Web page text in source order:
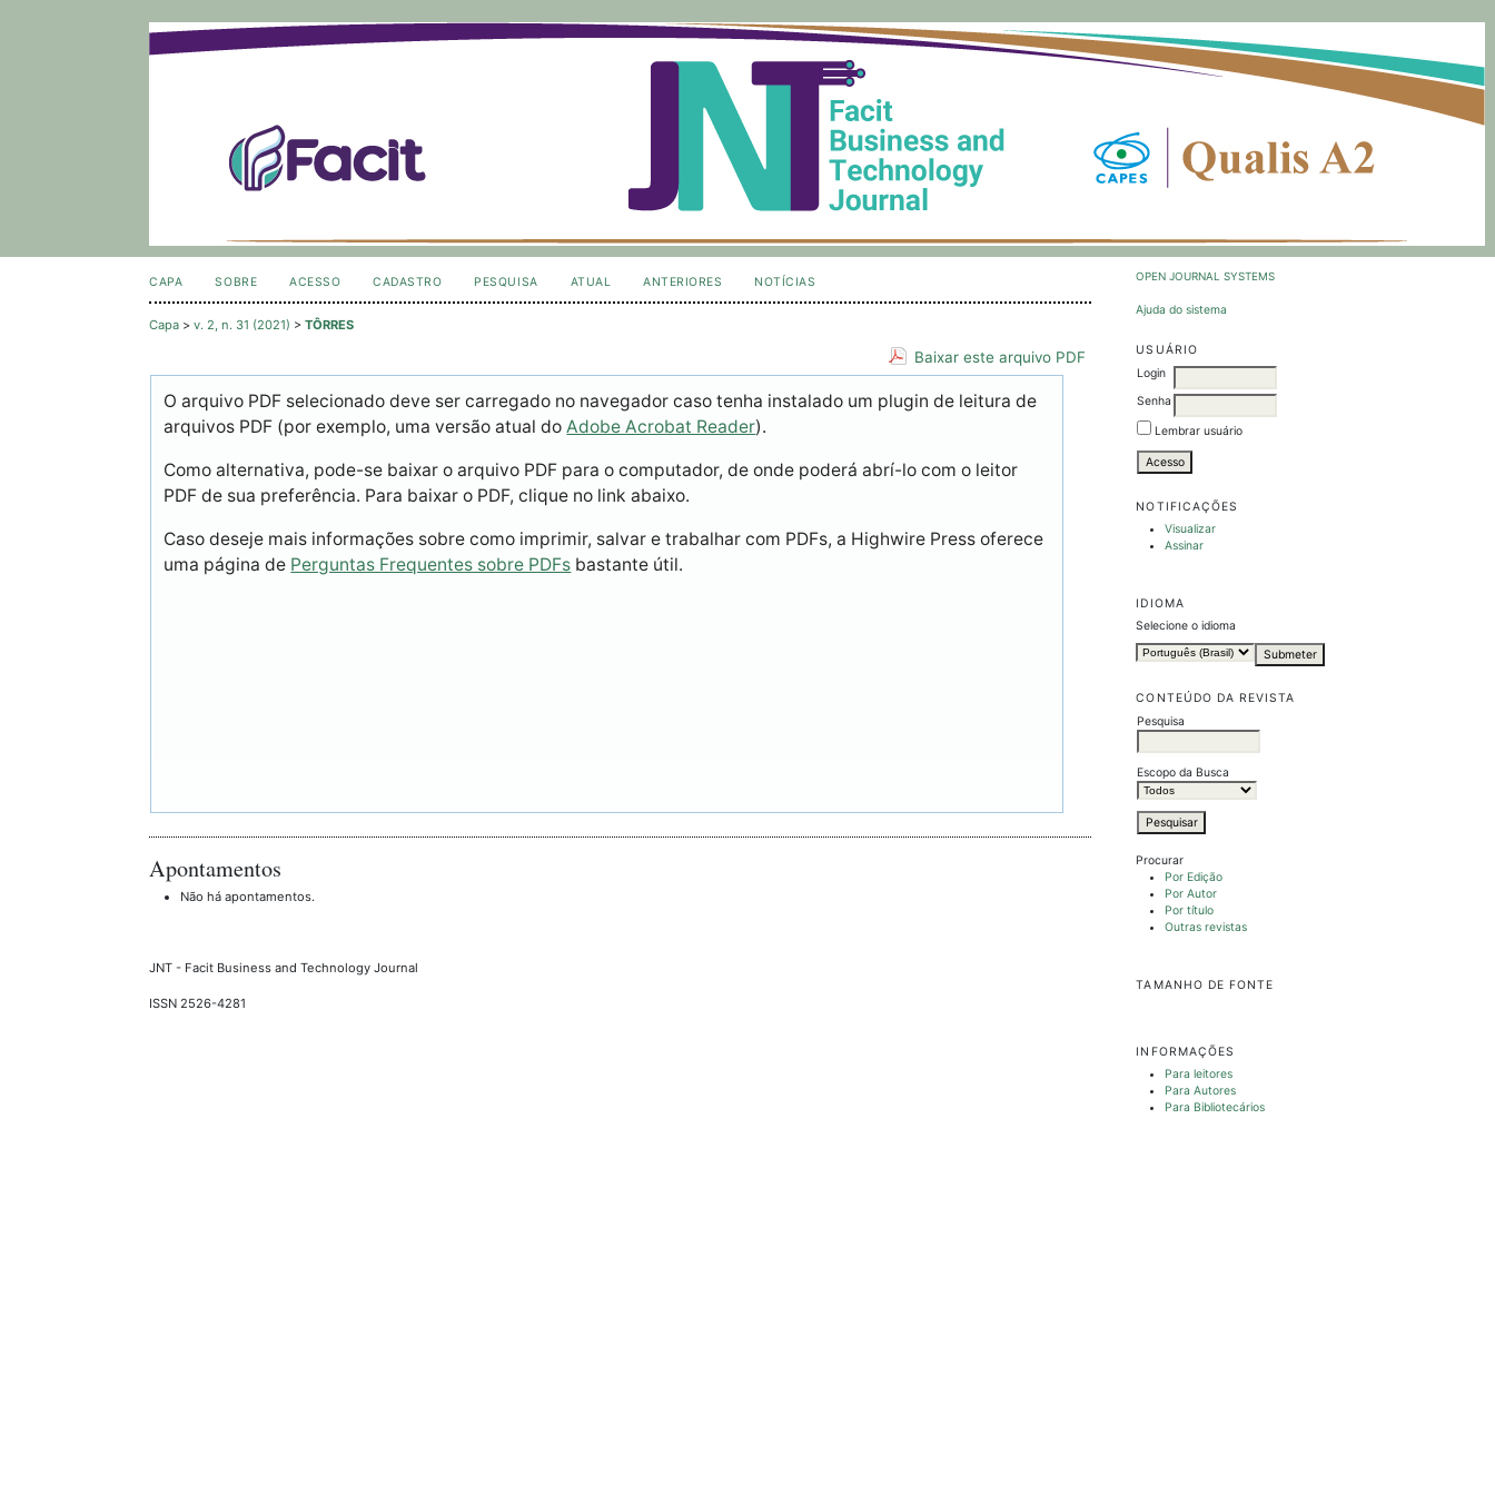
OPEN JOURNAL SYSTEMS
Ajuda do sistema
USUÁRIO
Login
Senha
Lembrar usuário
NOTIFICAÇÕES
Visualizar
Assinar
IDIOMA
Selecione o idioma
CONTEÚDO DA REVISTA
Pesquisa
Escopo da Busca
Procurar
Por Edição
Por Autor
Por título
Outras revistas
TAMANHO DE FONTE
INFORMAÇÕES
Para leitores
Para Autores
Para Bibliotecários
CAPA SOBRE ACESSO CADASTRO PESQUISA ATUAL ANTERIORES NOTÍCIAS
Capa >v. 2, n. 31 (2021) >TÔRRES
Baixar este arquivo PDF
O arquivo PDF selecionado deve ser carregado no navegador caso tenha instalado um plugin de leitura de
arquivos PDF (por exemplo, uma versão atual do Adobe Acrobat Reader).
Como alternativa, pode-se baixar o arquivo PDF para o computador, de onde poderá abrí-lo com o leitor
PDF de sua preferência. Para baixar o PDF, clique no link abaixo.
Caso deseje mais informações sobre como imprimir, salvar e trabalhar com PDFs, a Highwire Press oferece
uma página de Perguntas Frequentes sobre PDFs bastante útil.
Apontamentos
Não há apontamentos.
JNT - Facit Business and Technology Journal
ISSN 2526-4281